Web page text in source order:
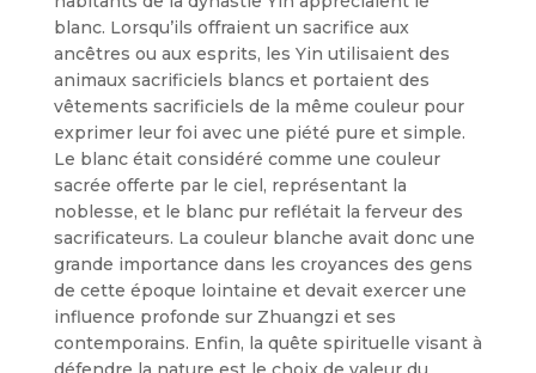
blanc. Lorsqu’ils offraient un sacrifice aux
ancêtres ou aux esprits, les Yin utilisaient des
animaux sacrificiels blancs et portaient des
vêtements sacrificiels de la même couleur pour
exprimer leur foi avec une piété pure et simple.
Le blanc était considéré comme une couleur
sacrée offerte par le ciel, représentant la
noblesse, et le blanc pur reflétait la ferveur des
sacrificateurs. La couleur blanche avait donc une
grande importance dans les croyances des gens
de cette époque lointaine et devait exercer une
influence profonde sur Zhuangzi et ses
contemporains. Enfin, la quête spirituelle visant à